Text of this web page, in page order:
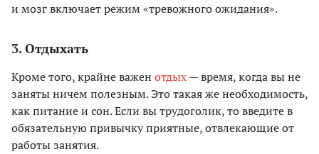
и мозг включает режим «тревожного ожидания».
3. Отдыхать
Кроме того, крайне важен отдых— время, когда вы не
заняты ничем полезным. Это такая же необходимость,
как питание и сон. Если вы трудоголик, то введите в
обязательную привычку приятные, отвлекающие от
работы занятия.